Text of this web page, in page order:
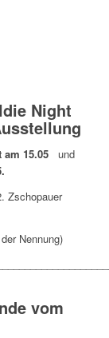
Night
15.05und
Zschopauer
Nennung)
vom